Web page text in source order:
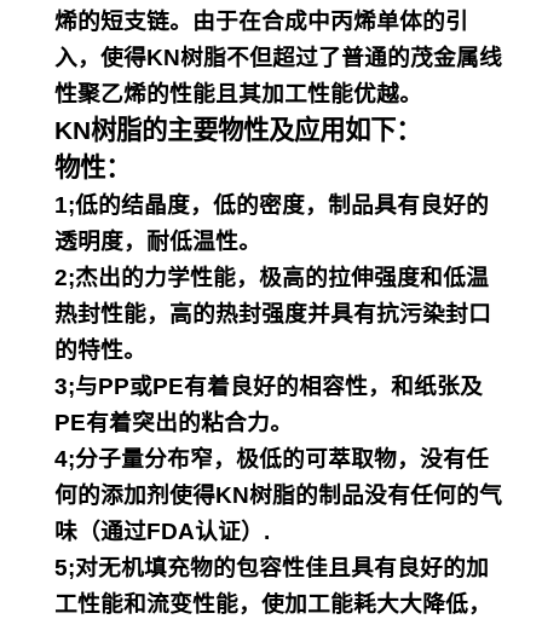
烯的短支链。由于在合成中丙烯单体的引
入，使得KN树脂不但超过了普通的茂金属线
性聚乙烯的性能且其加工性能优越。
KN树脂的主要物性及应用如下：
物性：
1;低的结晶度，低的密度，制品具有良好的
透明度，耐低温性。
2;杰出的力学性能，极高的拉伸强度和低温
热封性能，高的热封强度并具有抗污染封口
的特性。
3;与PP或PE有着良好的相容性，和纸张及
PE有着突出的粘合力。
4;分子量分布窄，极低的可萃取物，没有任
何的添加剂使得KN树脂的制品没有任何的气
味（通过FDA认证）.
5;对无机填充物的包容性佳且具有良好的加
工性能和流变性能，使加工能耗大大降低，